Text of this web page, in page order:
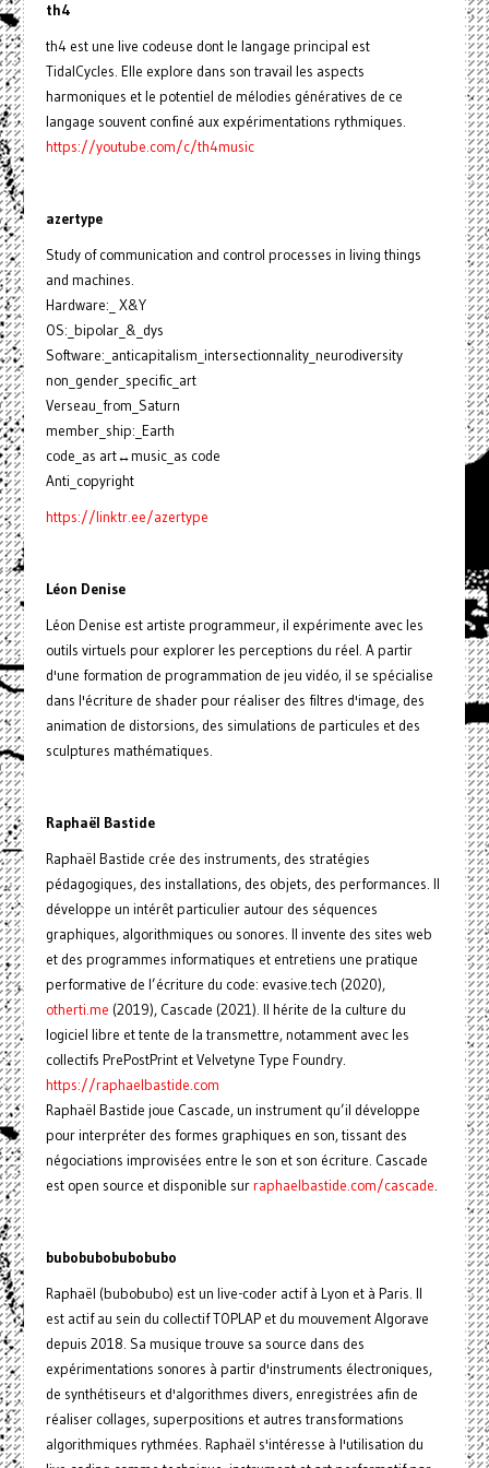
th4
th4 est une live codeuse dont le langage principal est
TidalCycles. Elle explore dans son travail les aspects
harmoniques et le potentiel de mélodies génératives de ce
langage souvent confiné aux expérimentations rythmiques.
https://youtube.com/c/th4music
azertype
Study of communication and control processes in living things
and machines.
Hardware:_ X&Y
OS:_bipolar_&_dys
Software:_anticapitalism_intersectionnality_neurodiversity
non_gender_specific_art
Verseau_from_Saturn
member_ship:_Earth
code_as art↔music_as code
Anti_copyright
https://linktr.ee/azertype
Léon Denise
Léon Denise est artiste programmeur, il expérimente avec les
outils virtuels pour explorer les perceptions du réel. A partir
d'une formation de programmation de jeu vidéo, il se spécialise
dans l'écriture de shader pour réaliser des filtres d'image, des
animation de distorsions, des simulations de particules et des
sculptures mathématiques.
Raphaël Bastide
Raphaël Bastide crée des instruments, des stratégies
pédagogiques, des installations, des objets, des performances. Il
développe un intérêt particulier autour des séquences
graphiques, algorithmiques ou sonores. Il invente des sites web
et des programmes informatiques et entretiens une pratique
performative de l’écriture du code: evasive.tech (2020),
otherti.me (2019), Cascade (2021). Il hérite de la culture du
logiciel libre et tente de la transmettre, notamment avec les
collectifs PrePostPrint et Velvetyne Type Foundry.
https://raphaelbastide.com
Raphaël Bastide joue Cascade, un instrument qu’il développe
pour interpréter des formes graphiques en son, tissant des
négociations improvisées entre le son et son écriture. Cascade
est open source et disponible surraphaelbastide.com/cascade.
bubobubobubobubo
Raphaël (bubobubo) est un live-coder actif à Lyon et à Paris. Il
est actif au sein du collectif TOPLAP et du mouvement Algorave
depuis 2018. Sa musique trouve sa source dans des
expérimentations sonores à partir d'instruments électroniques,
de synthétiseurs et d'algorithmes divers, enregistrées afin de
réaliser collages, superpositions et autres transformations
algorithmiques rythmées. Raphaël s'intéresse à l'utilisation du